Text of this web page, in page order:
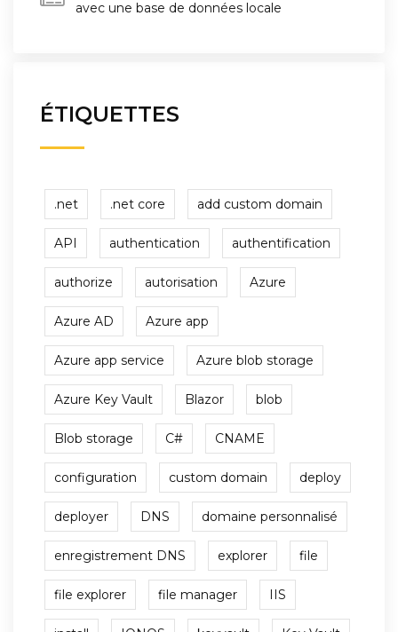
avec une base de données locale
ÉTIQUETTES
.net .net core add custom domain
API authentication authentification
authorize autorisation Azure
Azure AD Azure app
Azure app service Azure blob storage
Azure Key Vault Blazor blob
Blob storage C# CNAME
configuration custom domain deploy
deployer DNS domaine personnalisé
enregistrement DNS explorer file
file explorer file manager IIS